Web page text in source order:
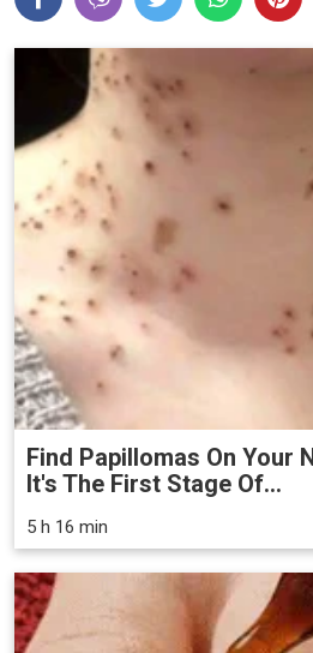
Find Papillomas On Your
It's The First Stage Of...
5 h 16 min